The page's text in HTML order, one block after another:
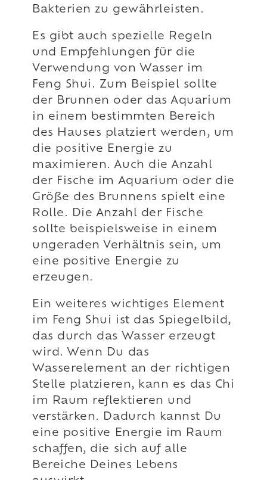
Bakterien zu gewährleisten.
Es gibt auch spezielle Regeln
und Empfehlungen für die
Verwendung von Wasser im
Feng Shui. Zum Beispiel sollte
der Brunnen oder das Aquarium
in einem bestimmten Bereich
des Hauses platziert werden, um
die positive Energie zu
maximieren. Auch die Anzahl
der Fische im Aquarium oder die
Größe des Brunnens spielt eine
Rolle. Die Anzahl der Fische
sollte beispielsweise in einem
ungeraden Verhältnis sein, um
eine positive Energie zu
erzeugen.
Ein weiteres wichtiges Element
im Feng Shui ist das Spiegelbild,
das durch das Wasser erzeugt
wird. Wenn Du das
Wasserelement an der richtigen
Stelle platzieren, kann es das Chi
im Raum reflektieren und
verstärken. Dadurch kannst Du
eine positive Energie im Raum
schaffen, die sich auf alle
Bereiche Deines Lebens